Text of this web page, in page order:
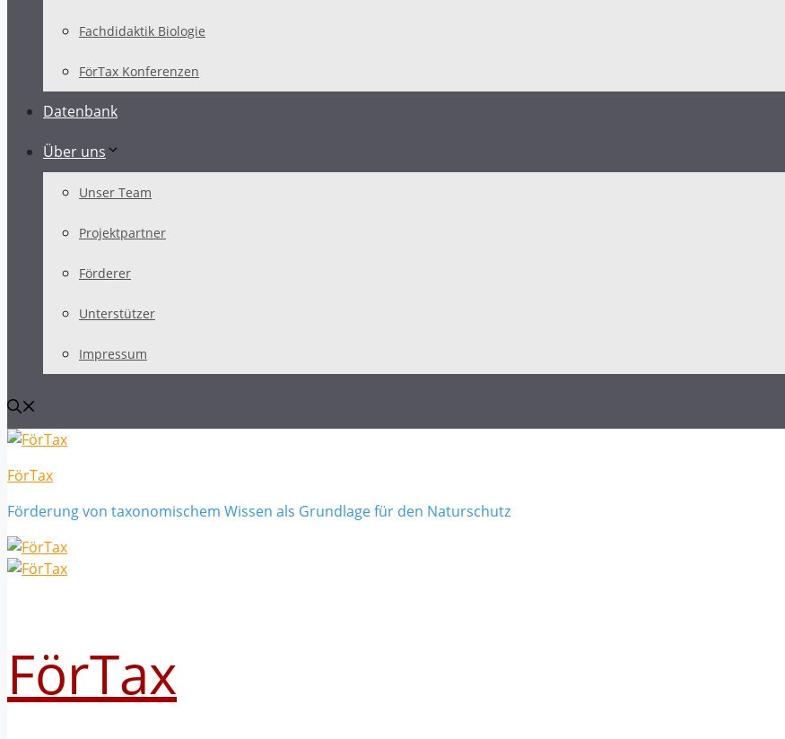
Fachdidaktik Biologie
FörTax Konferenzen
Datenbank
Über uns
Unser Team
Projektpartner
Förderer
Unterstützer
Impressum
FörTax
Förderung von taxonomischem Wissen als Grundlage für den Naturschutz
FörTax